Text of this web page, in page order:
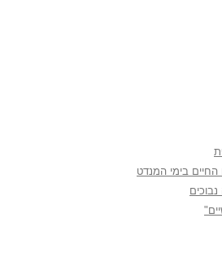
החיים בימי המנדט
נבוכים